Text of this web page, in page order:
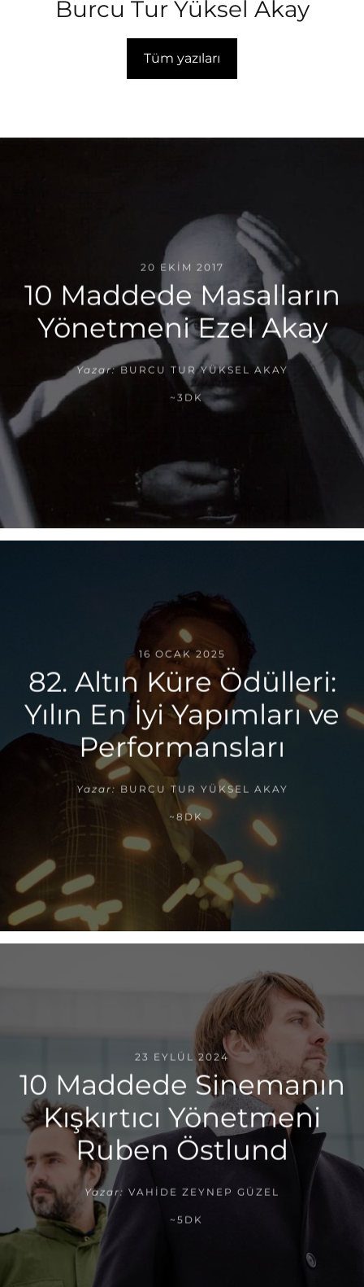
Burcu Tur Yüksel Akay
Tüm yazıları
20 EKIM 2017
10 Maddede Masalların
Yönetmeni Ezel Akay
Yazar: BURCU TUR YÜKSEL AKAY
~3DK
16 OCAK 2025
82. Altın Küre Ödülleri:
Yılın En İyi Yapımları ve
Performansları
Yazar: BURCU TUR YÜKSEL AKAY
~8DK
23 EYLÜL 2024
10 Maddede Sinemanın
Kışkırtıcı Yönetmeni
Ruben Östlund
Yazar: VAHIDE ZEYNEP GÜZEL
~5DK